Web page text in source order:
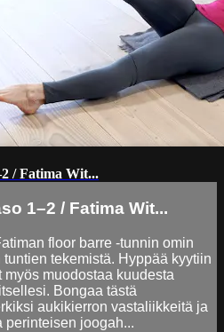
/ Fatima Wit...
1–2 / Fatima Wit...
floor barre -tunnin omin
tekemistä. Hyppää kyytiin
myös muodostaa kuudesta
Bongaa tästä
aukikierron vastaliikkeitä ja
perinteisen joogah...